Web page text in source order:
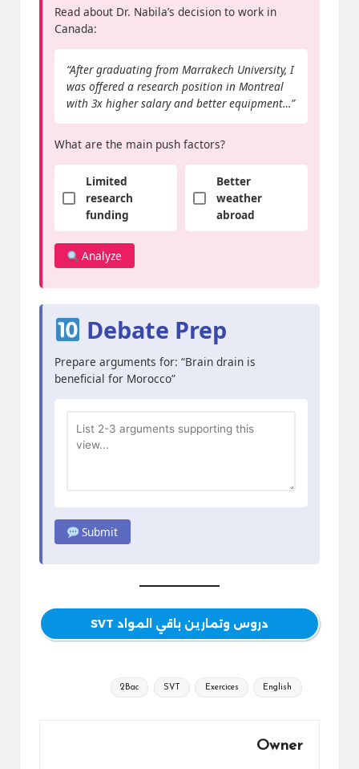
Read about Dr. Nabila’s decision to work in
Canada:
“After graduating from Marrakech University, I
was offered a research position in Montreal
with 3x higher salary and better equipment…”
What are the main push factors?
Limited
research
funding
Better
weather
abroad
Analyze
Debate Prep
Prepare arguments for: “Brain drain is
beneficial for Morocco”
Submit
دروس وتمارين باقي المواد SVT
Tags:
2Bac SVT Exercices English
Owner